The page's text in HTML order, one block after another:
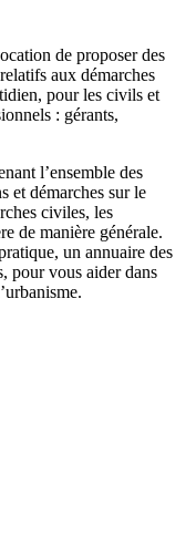
de proposer des
aux démarches
pour les civils et
: gérants,
l’ensemble des
et démarches sur le
civiles, les
de manière générale.
un annuaire des
pour vous aider dans